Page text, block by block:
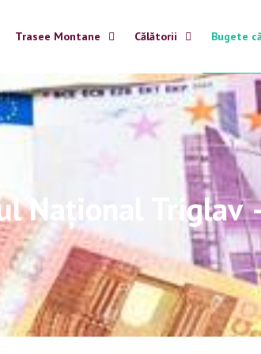
Trasee Montane Călătorii Bugete
Național Triglav